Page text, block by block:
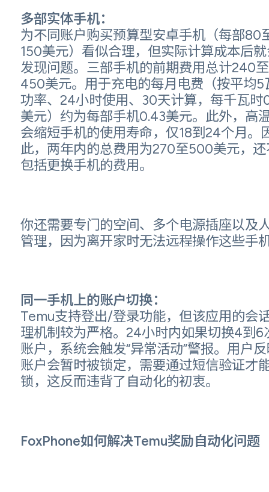
多部实体手机：
为不同账户购买预算型安卓手机（每部80
150美元）看似合理，但实际计算成本后
发现问题。三部手机的前期费用总计240至
450美元。用于充电的每月电费（按平均5
功率、24小时使用、30天计算，每千瓦时
美元）约为每部手机0.43美元。此外，高
会缩短手机的使用寿命，仅18到24个月。
此，两年内的总费用为270至500美元，还
包括更换手机的费用。
你还需要专门的空间、多个电源插座以及
管理，因为离开家时无法远程操作这些手
同一手机上的账户切换：
Temu支持登出/登录功能，但该应用的会
理机制较为严格。24小时内如果切换4到6
账户，系统会触发“异常活动”警报。用户
账户会暂时被锁定，需要通过短信验证才
锁，这反而违背了自动化的初衷。
FoxPhone如何解决Temu奖励自动化问题